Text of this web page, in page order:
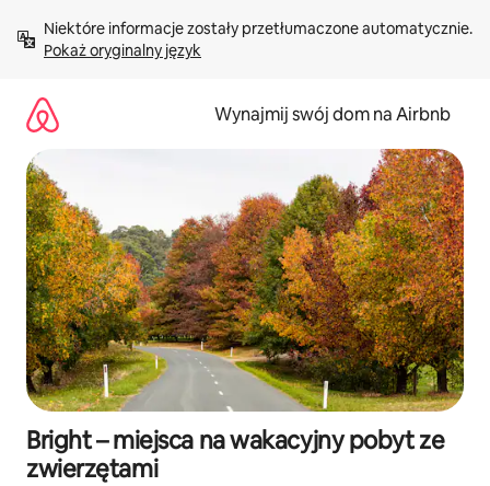
treści Pokaż oryginalny język
Wynajmij swój dom na Airbnb
Bright – miejsca na wakacyjny pobyt ze
zwierzętami